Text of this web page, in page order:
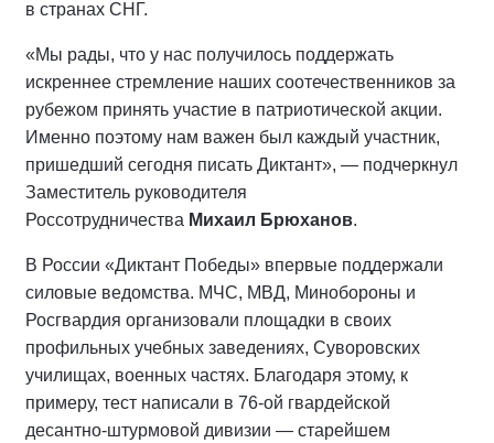
в странах СНГ.
«Мы рады, что у нас получилось поддержать
искреннее стремление наших соотечественников за
рубежом принять участие в патриотической акции.
Именно поэтому нам важен был каждый участник,
пришедший сегодня писать Диктант», — подчеркнул
Заместитель руководителя
Россотрудничества Михаил Брюханов.
В России «Диктант Победы» впервые поддержали
силовые ведомства. МЧС, МВД, Минобороны и
Росгвардия организовали площадки в своих
профильных учебных заведениях, Суворовских
училищах, военных частях. Благодаря этому, к
примеру, тест написали в 76-ой гвардейской
десантно-штурмовой дивизии — старейшем